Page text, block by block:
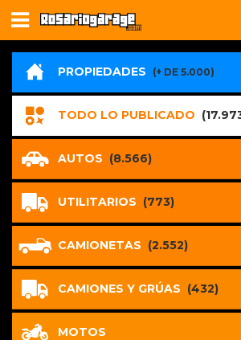
PROPIEDADES (+ DE 5.000)
TODO LO PUBLICADO
AUTOS (8.566)
UTILITARIOS (773)
CAMIONETAS (2.552)
CAMIONES Y GRÚAS (432)
MOTOS